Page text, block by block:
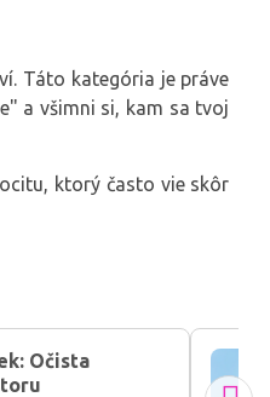
Táto kategória je práve
a všimni si, kam sa tvoj
ktorý často vie skôr
Očista